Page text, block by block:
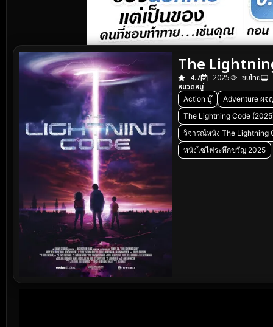
The
4.7 2025
ซับไทย
หมวดหมู่
Action บู๊
Adventure ผจ
The Lightning Code
วิจารณ์หนัง The Lightning
หนังไซไฟระทึกขวัญ 2025